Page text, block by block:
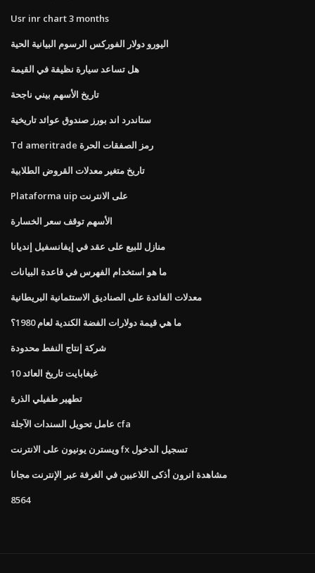
Usr inr chart 3 months
اليورو دولار الفوركس الرسوم البيانية الحية
هل تساعد سيارة نظيفة في القيمة
تاريخ الأسهم بيني ناجحة
ستاندرد اند بورز صندوق عوائد تاريخية
Td ameritrade رمز الصفقات الحرة
تاريخ متغير معدلات القروض الطلابية
Plataforma uip على الانترنت
الأسهم توقف سعر الخسارة
منازل للبيع على عقد في إيفانسفيل إنديانا
ما هو استخدام الفهرس في قاعدة البيانات
معدلات الفائدة على الصناديق الاستئمانية البريطانية
ما هي قيمة دولارات الفضة الكندية لعام 1980؟
شركة إنتاج النفط محدودة
10 غيغابايت تاريخ العائد
تطهير طفيلي الذرة
عامل تحويل السندات الآجلة cfa
ويسترن يونيون على الانترنت fx تسجيل الدخول
مشاهدة انرون أذكى اللاعبين في الغرفة عبر الإنترنت مجانا
8564